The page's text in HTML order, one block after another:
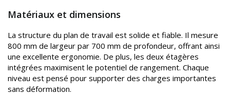
Matériaux et dimensions
La structure du plan de travail est solide et fiable. Il mesure
800 mm de largeur par 700 mm de profondeur, offrant ainsi
une excellente ergonomie. De plus, les deux étagères
intégrées maximisent le potentiel de rangement. Chaque
niveau est pensé pour supporter des charges importantes
sans déformation.